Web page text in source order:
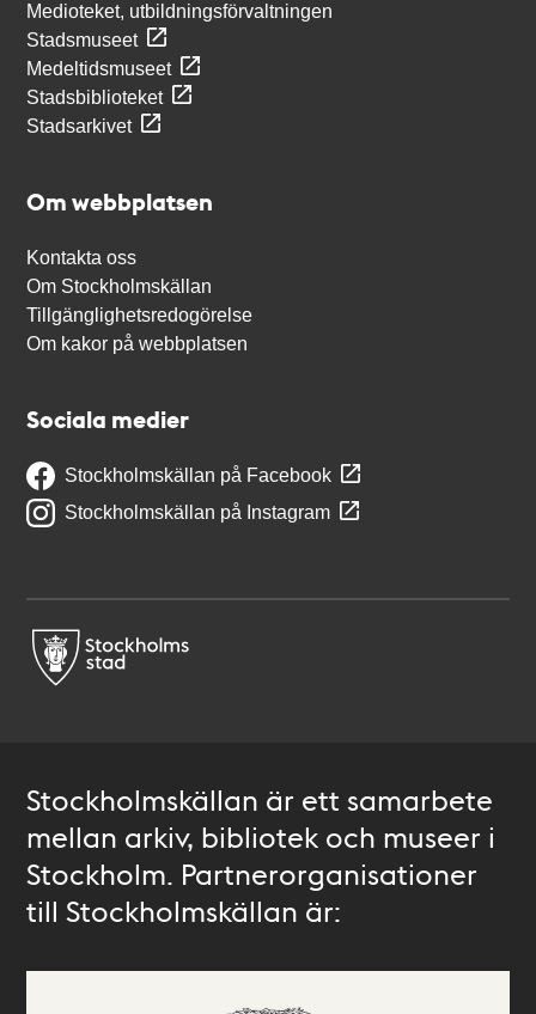
Medioteket, utbildningsförvaltningen
Stadsmuseet
Medeltidsmuseet
Stadsbiblioteket
Stadsarkivet
Om webbplatsen
Kontakta oss
Om Stockholmskällan
Tillgänglighetsredogörelse
Om kakor på webbplatsen
Sociala medier
Stockholmskällan på Facebook
Stockholmskällan på Instagram
Stockholmskällan är ett samarbete
mellan arkiv, bibliotek och museer i
Stockholm. Partnerorganisationer
till Stockholmskällan är: